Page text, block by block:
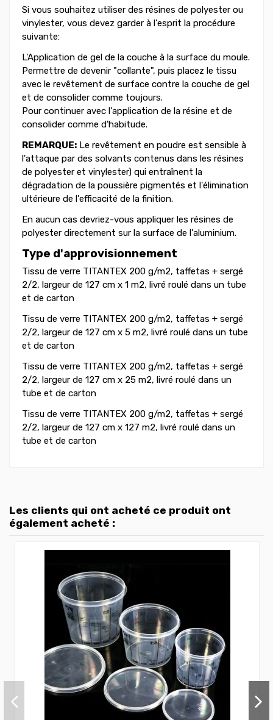
Si vous souhaitez utiliser des résines de polyester ou
vinylester, vous devez garder à l'esprit la procédure
suivante:
L'Application de gel de la couche à la surface du moule.
Permettre de devenir "collante", puis placez le tissu
avec le revêtement de surface contre la couche de gel
et de consolider comme toujours.
Pour continuer avec l'application de la résine et de
consolider comme d'habitude.
REMARQUE: Le revêtement en poudre est sensible à
l'attaque par des solvants contenus dans les résines
de polyester et vinylester) qui entraînent la
dégradation de la poussière pigmentés et l'élimination
ultérieure de l'efficacité de la finition.
En aucun cas devriez-vous appliquer les résines de
polyester directement sur la surface de l'aluminium.
Type d'approvisionnement
Tissu de verre TITANTEX 200 g/m2, taffetas + sergé
2/2, largeur de 127 cm x 1 m2, livré roulé dans un tube
et de carton
Tissu de verre TITANTEX 200 g/m2, taffetas + sergé
2/2, largeur de 127 cm x 5 m2, livré roulé dans un tube
et de carton
Tissu de verre TITANTEX 200 g/m2, taffetas + sergé
2/2, largeur de 127 cm x 25 m2, livré roulé dans un
tube et de carton
Tissu de verre TITANTEX 200 g/m2, taffetas + sergé
2/2, largeur de 127 cm x 127 m2, livré roulé dans un
tube et de carton
Les clients qui ont acheté ce produit ont
également acheté :